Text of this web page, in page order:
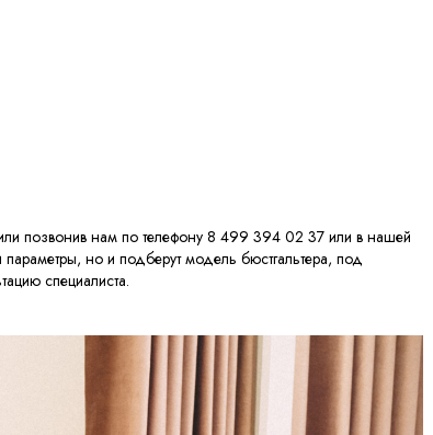
позвонив нам по телефону 8 499 394 02 37 или в нашей
но и подберут модель бюстгальтера, под
специалиста.
новости и узнавайте
.